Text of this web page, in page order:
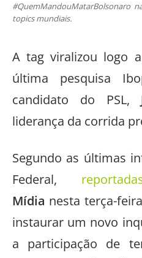
#QuemMandouMatarBolsonaro
topics mundiais.
A tag viralizou logo
última pesquisa
candidato do PSL,
liderança da corrida
Segundo as últimas
Federal,
Mídia nesta terça-
instaurar um novo
a participação de